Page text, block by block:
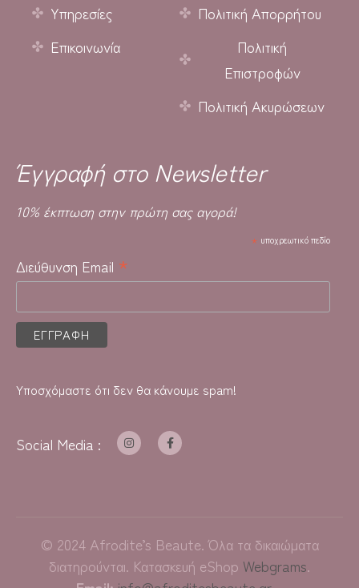
Υπηρεσίες
Επικοινωνία
Πολιτική Απορρήτου
Πολιτική
Επιστροφών
Πολιτική Ακυρώσεων
Έγγραφή στο Newsletter
10% έκπτωση στην πρώτη σας αγορά!
* υποχρεωτικό πεδίο
Διεύθυνση Email *
Υποσχόμαστε ότι δεν θα κάνουμε spam!
Social Media :
© 2024Afrodite’s Beaute. Όλα τα δικαιώματα
διατηρούνται. Κατασκευή eShop Webgrams.